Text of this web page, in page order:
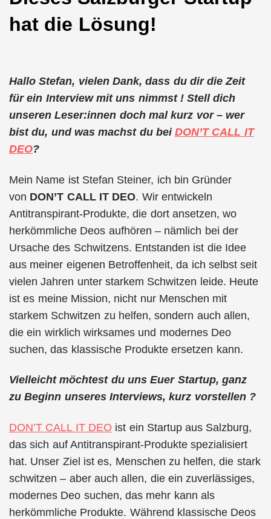
hat die Lösung!
Hallo Stefan, vielen Dank, dass du dir die Zeit
für ein Interview mit uns nimmst ! Stell dich
unseren Leser:innen doch mal kurz vor – wer
bist du, und was machst du beiDON’T CALL IT
DEO?
Mein Name ist Stefan Steiner, ich bin Gründer
von DON’T CALL IT DEO. Wir entwickeln
Antitranspirant-Produkte, die dort ansetzen, wo
herkömmliche Deos aufhören – nämlich bei der
Ursache des Schwitzens. Entstanden ist die Idee
aus meiner eigenen Betroffenheit, da ich selbst seit
vielen Jahren unter starkem Schwitzen leide. Heute
ist es meine Mission, nicht nur Menschen mit
starkem Schwitzen zu helfen, sondern auch allen,
die ein wirklich wirksames und modernes Deo
suchen, das klassische Produkte ersetzen kann.
Vielleicht möchtest du uns Euer Startup, ganz
zu Beginn unseres Interviews, kurz vorstellen ?
DON’T CALL IT DEO ist ein Startup aus Salzburg,
das sich auf Antitranspirant-Produkte spezialisiert
hat. Unser Ziel ist es, Menschen zu helfen, die stark
schwitzen – aber auch allen, die ein zuverlässiges,
modernes Deo suchen, das mehr kann als
herkömmliche Produkte. Während klassische Deos